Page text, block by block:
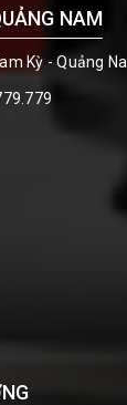
NAM
Kỳ - Quảng